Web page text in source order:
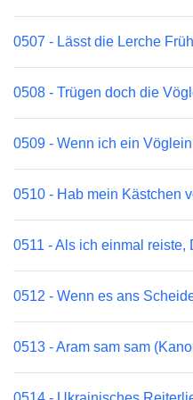
0507 - Lässt die Lerche
0508 - Trügen doch die
0509 - Wenn ich ein
0510 - Hab mein Kästchen
0511 - Als ich einmal reiste,
0512 - Wenn es ans
0513 - Aram sam sam